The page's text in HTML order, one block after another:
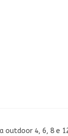
outdoor 4, 6, 8